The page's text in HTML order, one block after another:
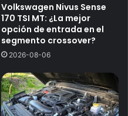
Volkswagen Nivus Sense
170 TSI MT: ¿La mejor
opción de entrada en el
segmento crossover?
2026-08-06